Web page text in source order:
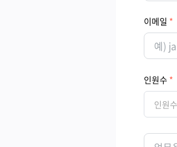
이메일
인원수
인원